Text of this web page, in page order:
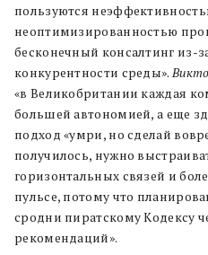
пользуются
неоптимизированностью
бесконечный консалтинг из-
конкурентности среды».
«в Великобритании каждая
большей автономией, а еще
подход «умри, но сделай
получилось, нужно
горизонтальных связей и
пульсе, потому что
сродни пиратскому Кодексу
рекомендаций».